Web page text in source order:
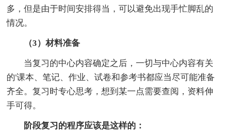
多，但是由于时间安排得当，可以避免出现手忙脚乱的
情况。
（3）材料准备
当复习的中心内容确定之后，一切与中心内容有关
的'课本、笔记、作业、试卷和参考书都应当尽可能准备
齐全。复习时专心思考，想到某一点需要查阅，资料伸
手可得。
阶段复习的程序应该是这样的：